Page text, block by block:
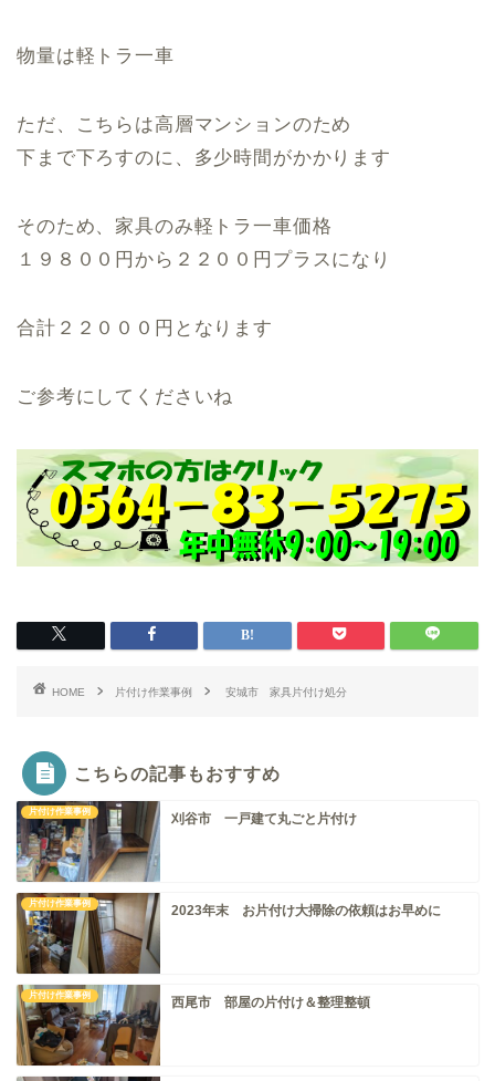
物量は軽トラ一車
ただ、こちらは高層マンションのため
下まで下ろすのに、多少時間がかかります
そのため、家具のみ軽トラ一車価格
１９８００円から２２００円プラスになり
合計２２０００円となります
ご参考にしてくださいね
HOME 片付け作業事例 安城市 家具片付け処分
こちらの記事もおすすめ
片付け作業事例 刈谷市 一戸建て丸ごと片付け
片付け作業事例 2023年末 お片付け大掃除の依頼はお早めに
片付け作業事例 西尾市 部屋の片付け＆整理整頓